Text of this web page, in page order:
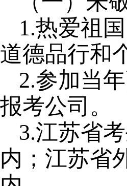
1.热爱祖
道德品行和
2.参加当
报考公司。
3.江苏省
内；江苏省